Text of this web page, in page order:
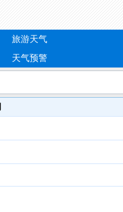
旅游天气
天气预警